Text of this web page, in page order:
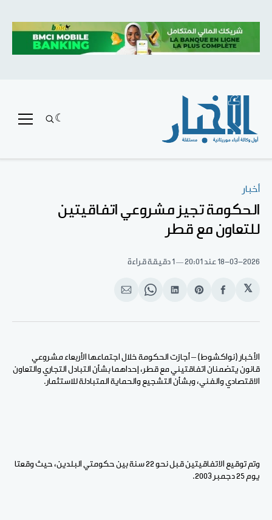
أخبار
الحكومة تجيز مشروعي اتفاقيتين
للتعاون مع قطر
18-03-2026 عند 20:01 1 دقيقة قراءة
𝕏
انشر
الفيسبوك
Share
Pinterest
انشر
لينكد
Share
WhatsApp
انشر
الإيميل
الأخبار (نواكشوط) – أجازت الحكومة خلال اجتماعها الأربعاء مشروعي
قانون يتضمنان اتفاقتيني مع قطر، إحداهما بشأن التبادل التجاري والتعاون
الاقتصادي والفني، وبشأن التشجيع والحماية المتبادلة للاستثمار.
وتم توقيع الاتفاقيتين قبل نحو 22 سنة بين حكومتي البلدين، حيث وقعتا
يوم 25 دجمبر 2003.